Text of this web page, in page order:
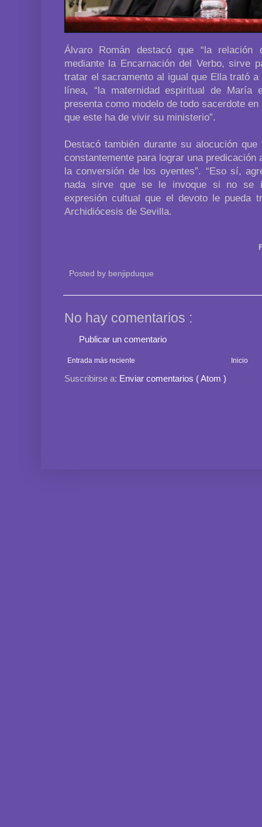
Álvaro Román destacó que “la
mediante la Encarnación del Verbo, sirve
tratar el sacramento al igual que Ella trató
línea, “la maternidad espiritual de María
presenta como modelo de todo sacerdote
que este ha de vivir su ministerio”.
Destacó también durante su alocución
constantemente para lograr una
la conversión de los oyentes”. “Eso sí,
nada sirve que se le invoque si no se
expresión cultual que el devoto le pueda
Archidiócesis de Sevilla.
Posted by benjipduque
No hay comentarios :
Publicar un comentario
Entrada más reciente Inicio
Suscribirse a: Enviar comentarios ( Atom )